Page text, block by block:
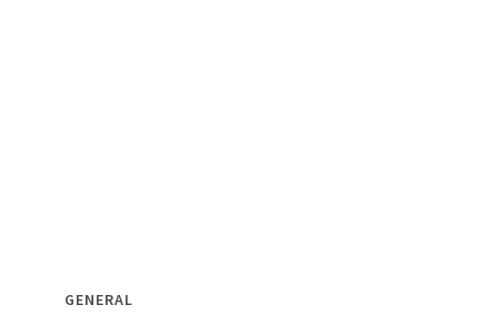
GENERAL